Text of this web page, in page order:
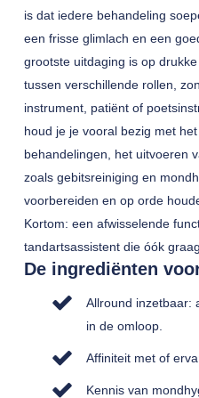
is dat iedere behandeling
een frisse glimlach en een
grootste uitdaging is op
tussen verschillende rollen,
instrument, patiënt of
houd je je vooral bezig met
behandelingen, het uitvoeren
zoals gebitsreiniging en
voorbereiden en op orde
Kortom: een afwisselende
tandartsassistent die óók
De ingrediënten
Allround inzetbaar:
in de omloop.
Affiniteit met of
Kennis van